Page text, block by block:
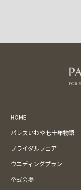
HOME
パレスいわや七十年物語
ブライダルフェア
ウエディングプラン
挙式会場